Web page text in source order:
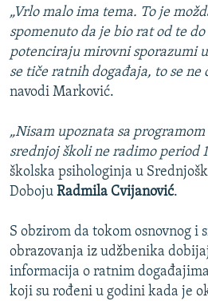
„Vrlo malo ima tema. To je
spomenuto da je bio rat od te
potenciraju mirovni sporazumi
se tiče ratnih događaja, to se ne
navodi Marković.
„Nisam upoznata sa
srednjoj školi ne radimo period
školska psihologinja u
Doboju Radmila Cvijanović.
S obzirom da tokom osnovnog i
obrazovanja iz udžbenika
informacija o ratnim
koji su rođeni u godini kada je